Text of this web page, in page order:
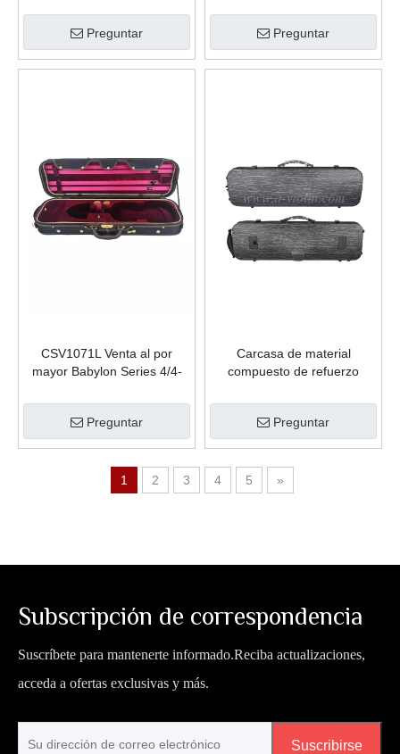
lujo para violín
Preguntar
de la serie Babylon 4/4
Preguntar
CSV1071L Venta al por
mayor Babylon Series 4/4-
madera para violín con forma
oblonga
Preguntar
Carcasa de material
compuesto de refuerzo
(CSV-P308A)
Preguntar
1 2 3 4 5 »
Subscripción de correspondencia
Suscríbete para mantenerte informado.Reciba actualizaciones,
acceda a ofertas exclusivas y más.
Suscribirse